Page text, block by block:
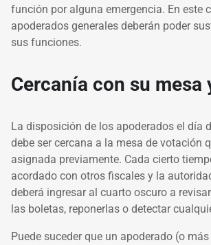
función por alguna emergencia. En este
apoderados generales deberán poder
sus funciones.
Cercanía con su mesa
La disposición de los apoderados el día
debe ser cercana a la mesa de votación
asignada previamente. Cada cierto
acordado con otros fiscales y la
deberá ingresar al cuarto oscuro a
las boletas, reponerlas o detectar
Puede suceder que un apoderado (o